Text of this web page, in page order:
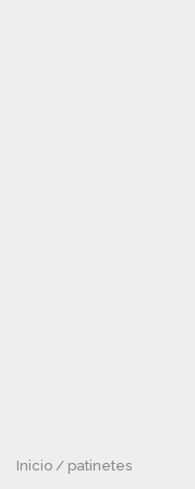
Inicio / patinetes
Guarda mi
navegador para la